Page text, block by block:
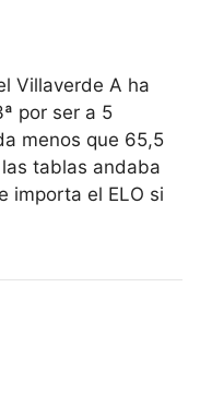
Villaverde A ha
por ser a 5
menos que 65,5
tablas andaba
importa el ELO si